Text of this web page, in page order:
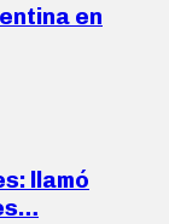
en
llamó